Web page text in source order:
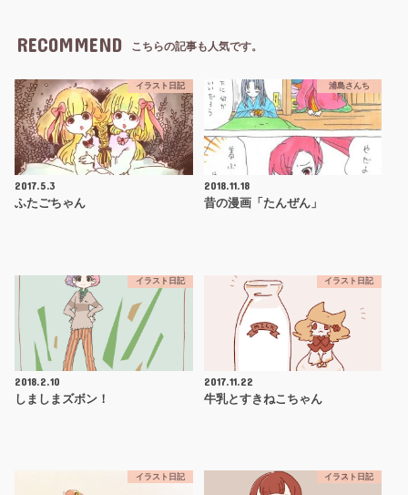
RECOMMEND こちらの記事も人気です。
イラスト日記
2017.5.3
ふたごちゃん
浦島さんち
2018.11.18
昔の漫画「たんぜん」
イラスト日記
2018.2.10
しましまズボン！
イラスト日記
2017.11.22
牛乳とすきねこちゃん
イラスト日記 イラスト日記